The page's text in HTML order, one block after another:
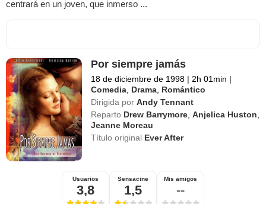
centrará en un joven, que inmerso ...
Por siempre jamás
18 de diciembre de 1998 | 2h 01min |
Comedia Drama Romántico
Dirigida por Andy Tennant
Reparto Drew Barrymore ,Anjelica Huston
Jeanne Moreau
Título original Ever After
Usuarios
3,8
Sensacine
1,5
Mis amigos
--